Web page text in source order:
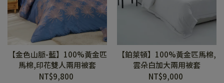
【金色山脈-藍】100%黃金匹
馬棉,印花雙人兩用被套
NT$9,800
【鉑萊頓】100%黃金匹馬棉,
雲朵白加大兩用被套
NT$9,000